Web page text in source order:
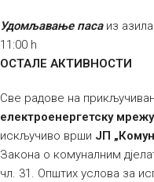
Удомљавање пасаиз азила
11:00 h
ОСТАЛЕ АКТИВНОСТИ
Све радове на
електроенергетску мрежу
искључиво врши ЈП
Закона о комуналним
чл. 31. Општих услова за